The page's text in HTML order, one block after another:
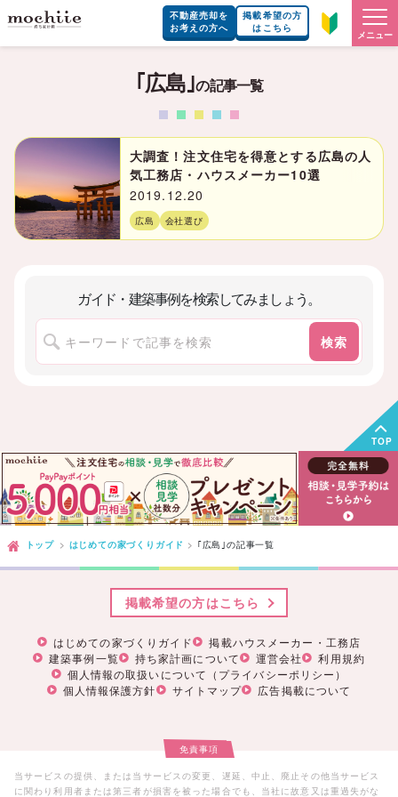
不動産売却を
お考えの方へ
掲載希望の方
はこちら
メニュー
｢広島｣の記事一覧
大調査！注文住宅を得意とする広島の人
気工務店・ハウスメーカー10選
2019.12.20
広島 会社選び
ガイド・建築事例を検索してみましょう。
検索
TOP
トップ はじめての家づくりガイド ｢広島｣の記事一覧
はじめての家づくりガイド
掲載ハウスメーカー・工務店
建築事例一覧
持ち家計画について 運営会社
利用規約
個人情報の取扱いについて（プライバシーポリシー）
個人情報保護方針
サイトマップ 広告掲載について
掲載希望の方はこちら
免責事項
当サービスの提供、または当サービスの変更、遅延、中止、廃止その他当サービス
に関わり利用者または第三者が損害を被った場合でも、当社に故意又は重過失がな